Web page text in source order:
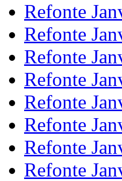
Refonte
Refonte
Refonte
Refonte
Refonte
Refonte
Refonte
Refonte